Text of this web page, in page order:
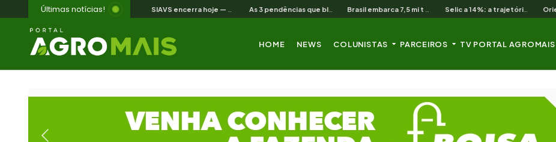
Últimas notícias!
HOME NEWS COLUNISTAS PARCEIROS TV PORTAL AGROMAIS